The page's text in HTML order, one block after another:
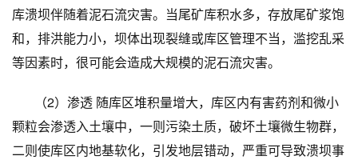
库溃坝伴随着泥石流灾害。当尾矿库积水多，存放尾矿浆饱
和，排洪能力小，坝体出现裂缝或库区管理不当，滥挖乱采
等因素时，很可能会造成大规模的泥石流灾害。
（2） 渗透 随库区堆积量增大，库区内有害药剂和微小
颗粒会渗透入土壤中，一则污染土质，破坏土壤微生物群，
二则使库区内地基软化，引发地层错动，严重可导致溃坝事